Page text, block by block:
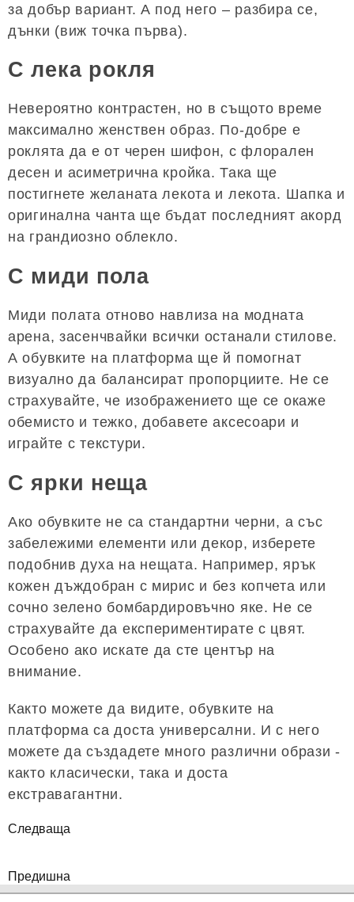
за добър вариант. А под него – разбира се,
дънки (виж точка първа).
С лека рокля
Невероятно контрастен, но в същото време
максимално женствен образ. По-добре е
роклята да е от черен шифон, с флорален
десен и асиметрична кройка. Така ще
постигнете желаната лекота и лекота. Шапка и
оригинална чанта ще бъдат последният акорд
на грандиозно облекло.
С миди пола
Миди полата отново навлиза на модната
арена, засенчвайки всички останали стилове.
А обувките на платформа ще й помогнат
визуално да балансират пропорциите. Не се
страхувайте, че изображението ще се окаже
обемисто и тежко, добавете аксесоари и
играйте с текстури.
С ярки неща
Ако обувките не са стандартни черни, а със
забележими елементи или декор, изберете
подобнив духа на нещата. Например, ярък
кожен дъждобран с мирис и без копчета или
сочно зелено бомбардировъчно яке. Не се
страхувайте да експериментирате с цвят.
Особено ако искате да сте център на
внимание.
Както можете да видите, обувките на
платформа са доста универсални. И с него
можете да създадете много различни образи -
както класически, така и доста
екстравагантни.
Следваща
Предишна